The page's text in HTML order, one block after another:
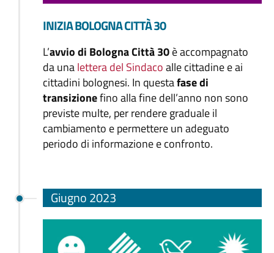
INIZIA BOLOGNA CITTÀ 30
L’avvio di Bologna Città 30è accompagnato
da unalettera del Sindacoalle cittadine e ai
cittadini bolognesi. In questafase di
transizionefino alla fine dell’anno non sono
previste multe, per rendere graduale il
cambiamento e permettere un adeguato
periodo di informazione e confronto.
Giugno 2023